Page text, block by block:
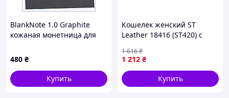
BlankNote 1.0 Graphite
кожаная монетница для
480 ₴
Купить
Кошелек женский ST
Leather 18416 (ST420) с
Lodgi
1 212 ₴
1 616₴
Купить